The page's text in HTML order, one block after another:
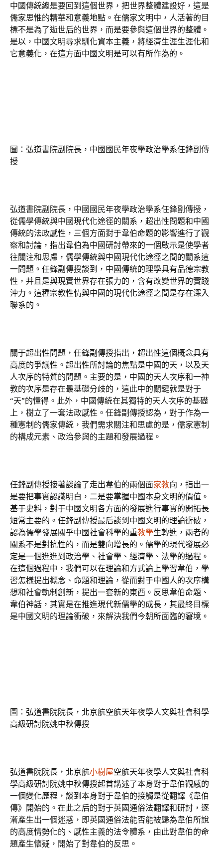
中國傳統總是要回到這個世界，把世界整體建設好，這是
儒家思惟的精華和意義地點。在儒家文明中，人活著的目
標不是為了逝世后的世界，而是要參與這個世界的整體。
是以，中國文明尋求馴化資本主義，將經濟生涯生涯化和
它意義化，在這方面中國文明是可以有所作為的。
圖：弘道書院副院長，中國國民年夜學政治學系任鋒副傳
授
弘道書院副院長，中國國民年夜學政治學系任鋒副傳授，
從儒學傳統與中國現代化途徑的關系，超出性問題和中國
傳統的法政感性，三個方面對于韋伯命題的影響進行了觀
察和討論，指出韋伯為中國研討帶來的一個啟示是使學者
往關注和思慮，儒學傳統與中國現代化途徑之間的關系這
一問題。任鋒副傳授談到，中國傳統的理學具有品德宗教
性，并且是與現實世界存在張力的，含有改變世界的實踐
沖力。這種宗教性情與中國的現代化途徑之間是存在深入
聯系的。
關于超出性問題，任鋒副傳授指出，超出性這個概念具有
高度的爭議性。超出性所討論的焦點是中國的天，以及天
人次序的特質的問題。主要的是，中國的天人次序和一神
教的次序是存在最基礎分歧的，這此中的關鍵就是對于
“天”的懂得。此外，中國傳統在其獨特的天人次序的基礎
上，樹立了一套法政感性。任鋒副傳授認為，對于作為一
種憲制的儒家傳統，我們需求關注和思慮的是，儒家憲制
的構成元素、政治參與的主題和發展過程。
任鋒副傳授接著談論了走出韋伯的兩個面家教向，指出一
是要把事實認識明白，二是要掌握中國本身文明的價值。
基于史料，對于中國文明各方面的發展進行事實的開拓長
短常主要的。任鋒副傳授最后談到中國文明的理論衝破，
認為儒學發展關乎中國社會科學的重教學生轉進，兩者的
關系不是對抗性的，而是雙向增長的。儒學的現代發展必
定是一個進進到政治學、社會學、經濟學、法學的過程。
在這個過程中，我們可以在理論和方式論上學習韋伯，學
習怎樣提出概念、命題和理論，從而對于中國人的次序構
想和社會軌制創新，提出一套新的東西。反思韋伯命題、
韋伯神話，其實是在推進現代新儒學的成長，其最終目標
是中國文明的理論衝破，來解決我們今朝所面臨的窘境。
圖：弘道書院院長，北京航空航天年夜學人文與社會科學
高級研討院姚中秋傳授
弘道書院院長，北京航小樹屋空航天年夜學人文與社會科
學高級研討院姚中秋傳授起首講述了本身對于韋伯觀感的
一個變化歷程，談到本身對于韋伯的接觸是從翻譯《韋伯
傳》開始的。在此之后的對于英國通俗法翻譯和研討，逐
漸產生出一個迷惑，即英國通俗法能否能被歸為韋伯所說
的高度情勢化的、感性主義的法令體系，由此對韋伯的命
題產生懷疑，開始了對韋伯的反思。